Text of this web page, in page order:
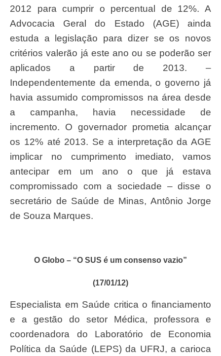
2012 para cumprir o percentual de 12%. A
Advocacia Geral do Estado (AGE) ainda
estuda a legislação para dizer se os novos
critérios valerão já este ano ou se poderão ser
aplicados a partir de 2013. –
Independentemente da emenda, o governo já
havia assumido compromissos na área desde
a campanha, havia necessidade de
incremento. O governador prometia alcançar
os 12% até 2013. Se a interpretação da AGE
implicar no cumprimento imediato, vamos
antecipar em um ano o que já estava
compromissado com a sociedade – disse o
secretário de Saúde de Minas, Antônio Jorge
de Souza Marques.
O Globo – “O SUS é um consenso vazio”
(17/01/12)
Especialista em Saúde critica o financiamento
e a gestão do setor Médica, professora e
coordenadora do Laboratório de Economia
Política da Saúde (LEPS) da UFRJ, a carioca